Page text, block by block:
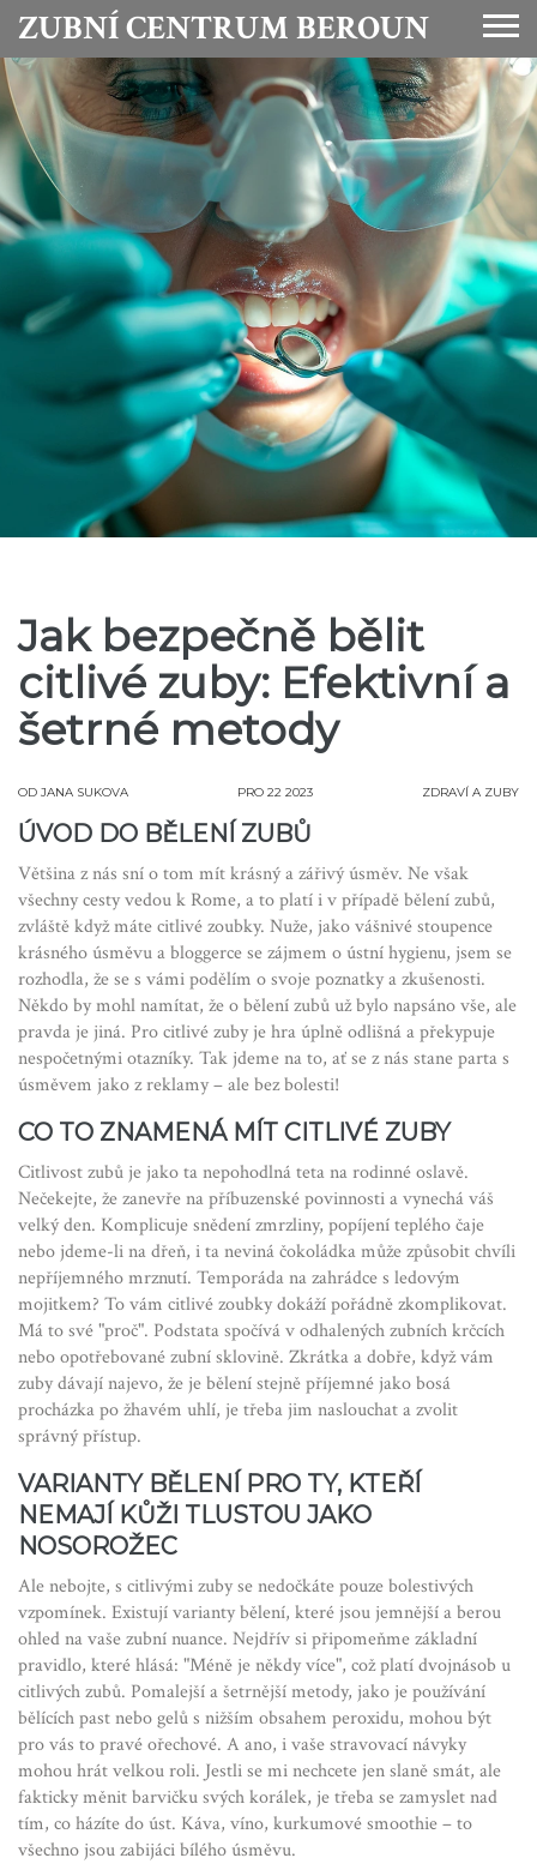
ZUBNÍ CENTRUM BEROUN
Jak bezpečně bělit
citlivé zuby: Efektivní a
šetrné metody
OD JANA SUKOVA PRO 22 2023 ZDRAVÍ A ZUBY
ÚVOD DO BĚLENÍ ZUBŮ
Většina z nás sní o tom mít krásný a zářivý úsměv. Ne však
všechny cesty vedou k Rome, a to platí i v případě bělení zubů,
zvláště když máte citlivé zoubky. Nuže, jako vášnivé stoupence
krásného úsměvu a bloggerce se zájmem o ústní hygienu, jsem se
rozhodla, že se s vámi podělím o svoje poznatky a zkušenosti.
Někdo by mohl namítat, že o bělení zubů už bylo napsáno vše, ale
pravda je jiná. Pro citlivé zuby je hra úplně odlišná a překypuje
nespočetnými otazníky. Tak jdeme na to, ať se z nás stane parta s
úsměvem jako z reklamy – ale bez bolesti!
CO TO ZNAMENÁ MÍT CITLIVÉ ZUBY
Citlivost zubů je jako ta nepohodlná teta na rodinné oslavě.
Nečekejte, že zanevře na příbuzenské povinnosti a vynechá váš
velký den. Komplicuje snědení zmrzliny, popíjení teplého čaje
nebo jdeme-li na dřeň, i ta neviná čokoládka může způsobit chvíli
nepříjemného mrznutí. Temporáda na zahrádce s ledovým
mojitkem? To vám citlivé zoubky dokáží pořádně zkomplikovat.
Má to své "proč". Podstata spočívá v odhalených zubních krčcích
nebo opotřebované zubní sklovině. Zkrátka a dobře, když vám
zuby dávají najevo, že je bělení stejně příjemné jako bosá
procházka po žhavém uhlí, je třeba jim naslouchat a zvolit
správný přístup.
VARIANTY BĚLENÍ PRO TY, KTEŘÍ
NEMAJÍ KŮŽI TLUSTOU JAKO
NOSOROŽEC
Ale nebojte, s citlivými zuby se nedočkáte pouze bolestivých
vzpomínek. Existují varianty bělení, které jsou jemnější a berou
ohled na vaše zubní nuance. Nejdřív si připomeňme základní
pravidlo, které hlásá: "Méně je někdy více", což platí dvojnásob u
citlivých zubů. Pomalejší a šetrnější metody, jako je používání
bělících past nebo gelů s nižším obsahem peroxidu, mohou být
pro vás to pravé ořechové. A ano, i vaše stravovací návyky
mohou hrát velkou roli. Jestli se mi nechcete jen slaně smát, ale
fakticky měnit barvičku svých korálek, je třeba se zamyslet nad
tím, co házíte do úst. Káva, víno, kurkumové smoothie – to
všechno jsou zabijáci bílého úsměvu.